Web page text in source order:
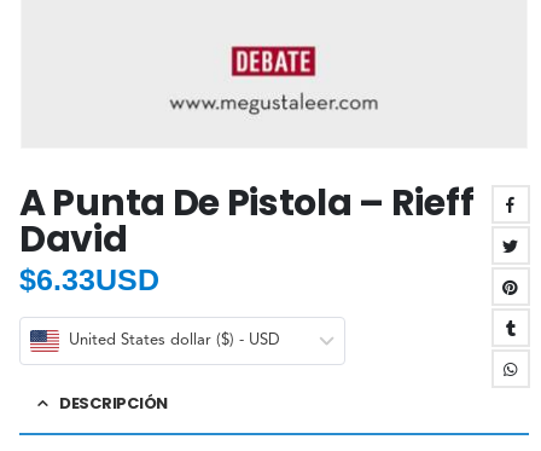
A Punta De Pistola – Rieff
David
$6.33USD
United States dollar ($) - USD
DESCRIPCIÓN